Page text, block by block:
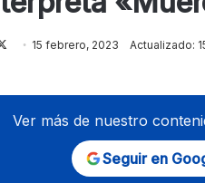
Follow15 febrero, 2023 Actualizado:
Ver más de nuestro
Seguir en